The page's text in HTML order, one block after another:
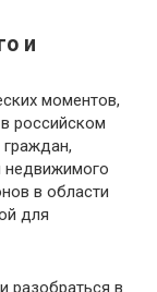
и
моментов,
российском
граждан,
в области
для
разобраться в